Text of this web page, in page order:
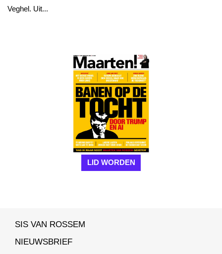
Veghel. Uit...
LID WORDEN
SIS VAN ROSSEM
NIEUWSBRIEF